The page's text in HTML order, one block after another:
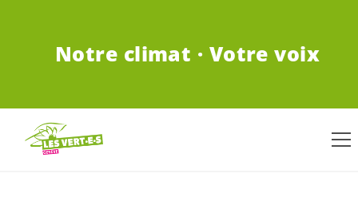
Notre climat · Votre voix